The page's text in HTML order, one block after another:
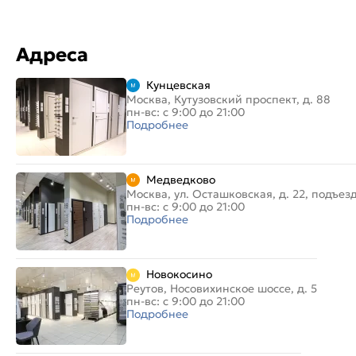
Адреса
Кунцевская
Москва, Кутузовский проспект, д. 88
пн-вс: с 9:00 до 21:00
Подробнее
Медведково
Москва, ул. Осташковская, д. 22,
пн-вс: с 9:00 до 21:00
Подробнее
Новокосино
Реутов, Носовихинское шоссе, д. 5
пн-вс: с 9:00 до 21:00
Подробнее